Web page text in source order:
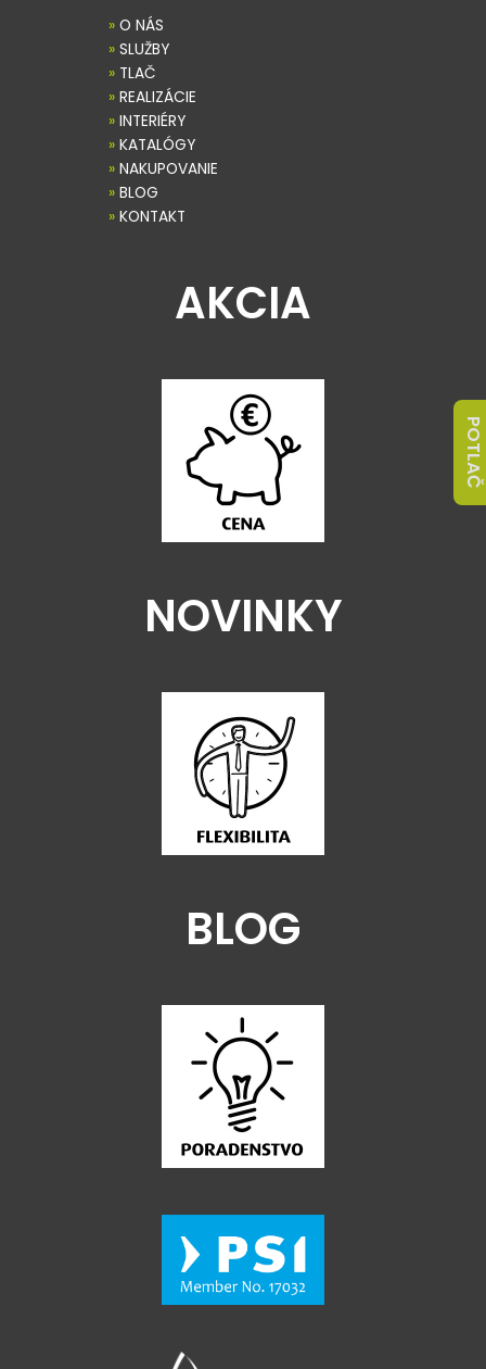
» O NÁS
» SLUŽBY
» TLAČ
» REALIZÁCIE
» INTERIÉRY
» KATALÓGY
» NAKUPOVANIE
» BLOG
» KONTAKT
AKCIA
NOVINKY
BLOG
POTLAČ